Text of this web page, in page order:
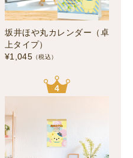
坂井ほや丸カレンダー（卓
上タイプ）
¥1,045 （税込）
4